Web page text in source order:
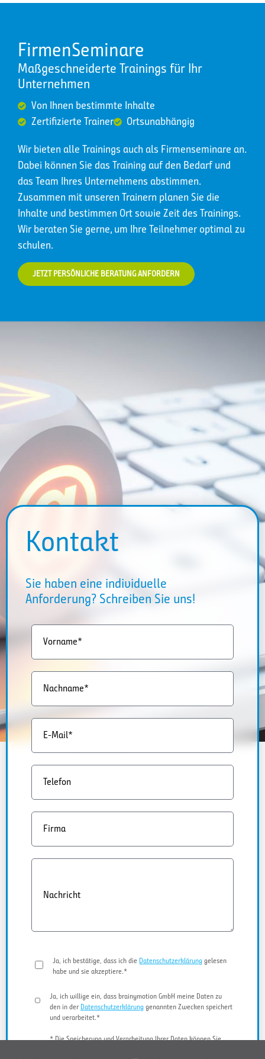
FirmenSeminare
Maßgeschneiderte Trainings für Ihr
Unternehmen
Von Ihnen bestimmte Inhalte
Zertifizierte Trainer
Ortsunabhängig
Wir bieten alle Trainings auch als Firmenseminare an.
Dabei können Sie das Training auf den Bedarf und
das Team Ihres Unternehmens abstimmen.
Zusammen mit unseren Trainern planen Sie die
Inhalte und bestimmen Ort sowie Zeit des Trainings.
Wir beraten Sie gerne, um Ihre Teilnehmer optimal zu
schulen.
JETZT PERSÖNLICHE BERATUNG ANFORDERN
Kontakt
Sie haben eine individuelle
Anforderung? Schreiben Sie uns!
Vorname*
Nachname*
E-Mail*
Telefon
Firma
Nachricht
Ja, ich bestätige, dass ich die Datenschutzerklärung gelesen
habe und sie akzeptiere.*
Ja, ich willige ein, dass brainymotion GmbH meine Daten zu
den in der Datenschutzerklärung genannten Zwecken speichert
und verarbeitet.*
* Die Speicherung und Verarbeitung Ihrer Daten können Sie